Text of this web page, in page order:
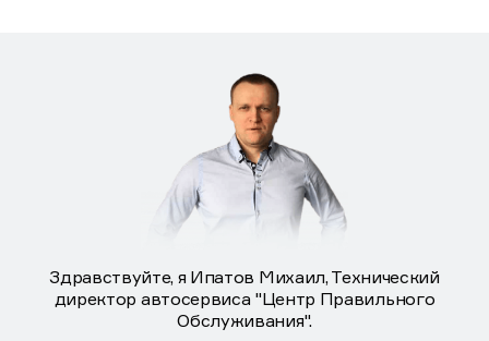
Здравствуйте, я Ипатов Михаил, Технический
директор автосервиса "Центр Правильного
Обслуживания".